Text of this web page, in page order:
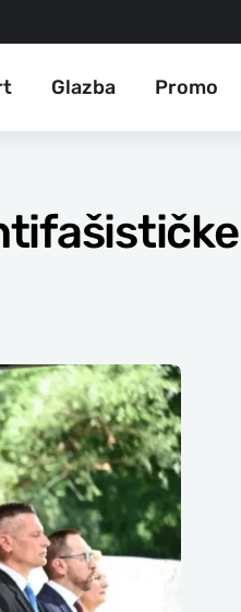
Glazba Promo